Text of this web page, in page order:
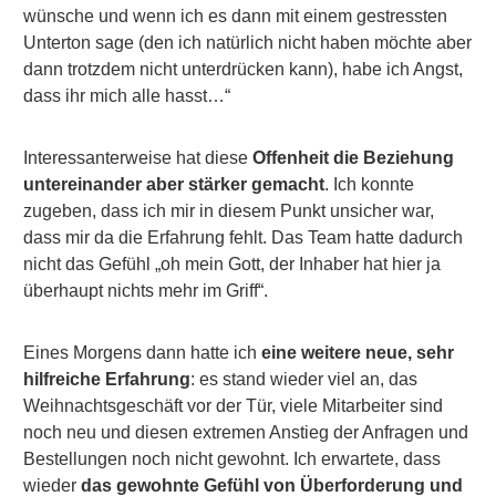
wünsche und wenn ich es dann mit einem gestressten
Unterton sage (den ich natürlich nicht haben möchte aber
dann trotzdem nicht unterdrücken kann), habe ich Angst,
dass ihr mich alle hasst…“
Interessanterweise hat diese Offenheit die Beziehung
untereinander aber stärker gemacht. Ich konnte
zugeben, dass ich mir in diesem Punkt unsicher war,
dass mir da die Erfahrung fehlt. Das Team hatte dadurch
nicht das Gefühl „oh mein Gott, der Inhaber hat hier ja
überhaupt nichts mehr im Griff“.
Eines Morgens dann hatte ich eine weitere neue, sehr
hilfreiche Erfahrung: es stand wieder viel an, das
Weihnachtsgeschäft vor der Tür, viele Mitarbeiter sind
noch neu und diesen extremen Anstieg der Anfragen und
Bestellungen noch nicht gewohnt. Ich erwartete, dass
wieder das gewohnte Gefühl von Überforderung und